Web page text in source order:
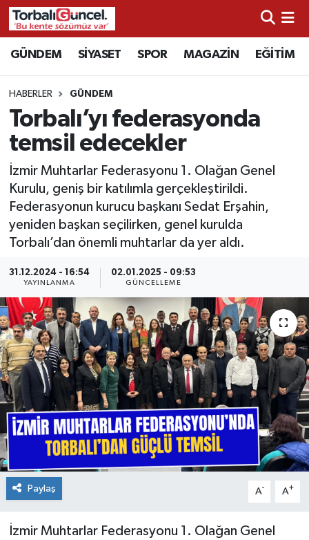
GÜNDEM SİYASET SPOR MAGAZİN EĞİTİM
HABERLER GÜNDEM
Torbalı’yı federasyonda
temsil edecekler
İzmir Muhtarlar Federasyonu 1. Olağan Genel
Kurulu, geniş bir katılımla gerçekleştirildi.
Federasyonun kurucu başkanı Sedat Erşahin,
yeniden başkan seçilirken, genel kurulda
Torbalı’dan önemli muhtarlar da yer aldı.
31.12.2024 - 16:54
YAYINLANMA
02.01.2025 - 09:53
GÜNCELLEME
Paylaş A- A+
İzmir Muhtarlar Federasyonu 1. Olağan Genel
İzmir Nöbetçi Eczaneler
İzmir Hava Durumu
İzmir Namaz Vakitleri
Süper Lig Puan Durumu ve Fikstür
Tüm Manşetler
Haber Arşivi